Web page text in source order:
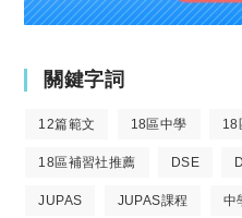
關鍵字詞
12篇範文 18區中學 18
18區補習社推薦 DSE
JUPAS JUPAS課程 中